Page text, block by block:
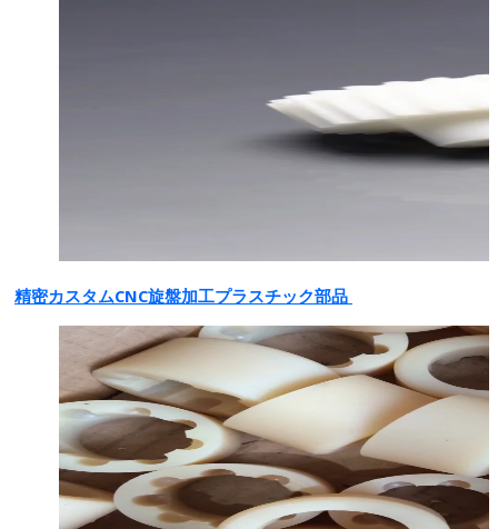
精密カスタムCNC旋盤加工プラスチック部品